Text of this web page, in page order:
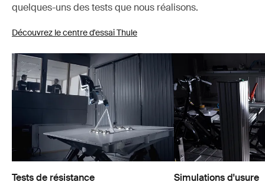
quelques-uns des tests que nous réalisons.
Découvrez le centre d'essai Thule
Tests de résistance
Simulations d'usure